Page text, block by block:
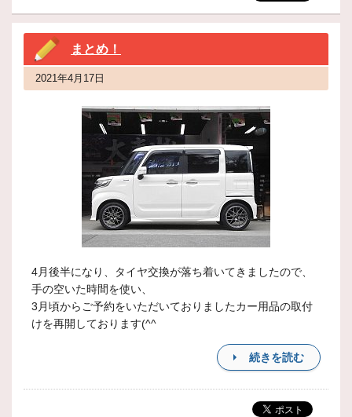
まとめ！
2021年4月17日
4月後半になり、タイヤ交換が落ち着いてきましたので、
手の空いた時間を使い、
3月頃からご予約をいただいておりましたカー用品の取付
けを再開しております(^^
続きを読む